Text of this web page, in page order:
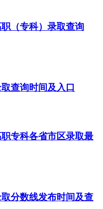
（专科）录取查询
查询时间及入口
专科各省市区录取最
分数线发布时间及查